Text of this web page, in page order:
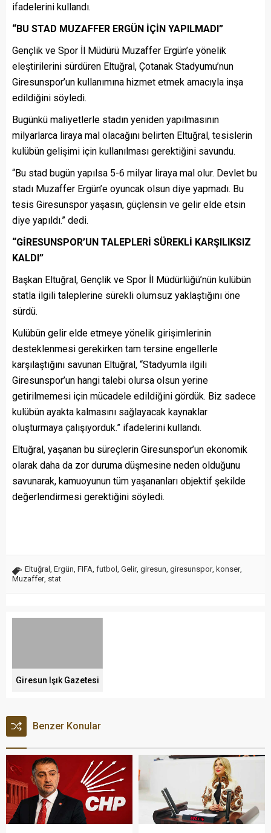
ifadelerini kullandı.
“BU STAD MUZAFFER ERGÜN İÇİN YAPILMADI”
Gençlik ve Spor İl Müdürü Muzaffer Ergün’e yönelik
eleştirilerini sürdüren Eltuğral, Çotanak Stadyumu’nun
Giresunspor’un kullanımına hizmet etmek amacıyla inşa
edildiğini söyledi.
Bugünkü maliyetlerle stadın yeniden yapılmasının
milyarlarca liraya mal olacağını belirten Eltuğral, tesislerin
kulübün gelişimi için kullanılması gerektiğini savundu.
“Bu stad bugün yapılsa 5-6 milyar liraya mal olur. Devlet bu
stadı Muzaffer Ergün’e oyuncak olsun diye yapmadı. Bu
tesis Giresunspor yaşasın, güçlensin ve gelir elde etsin
diye yapıldı.” dedi.
“GİRESUNSPOR’UN TALEPLERİ SÜREKLİ KARŞILIKSIZ
KALDI”
Başkan Eltuğral, Gençlik ve Spor İl Müdürlüğü’nün kulübün
statla ilgili taleplerine sürekli olumsuz yaklaştığını öne
sürdü.
Kulübün gelir elde etmeye yönelik girişimlerinin
desteklenmesi gerekirken tam tersine engellerle
karşılaştığını savunan Eltuğral, “Stadyumla ilgili
Giresunspor’un hangi talebi olursa olsun yerine
getirilmemesi için mücadele edildiğini gördük. Biz sadece
kulübün ayakta kalmasını sağlayacak kaynaklar
oluşturmaya çalışıyorduk.” ifadelerini kullandı.
Eltuğral, yaşanan bu süreçlerin Giresunspor’un ekonomik
olarak daha da zor duruma düşmesine neden olduğunu
savunarak, kamuoyunun tüm yaşananları objektif şekilde
değerlendirmesi gerektiğini söyledi.
Eltuğral Ergün FIFA futbol Gelir, giresun giresunspor, konser,
Muzaffer, stat
Giresun Işık Gazetesi
Benzer Konular